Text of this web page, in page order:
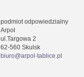
podmiot odpowiedzialny
Arpol
ul.Targowa 2
62-560 Skulsk
biuro@arpol-tablice.pl